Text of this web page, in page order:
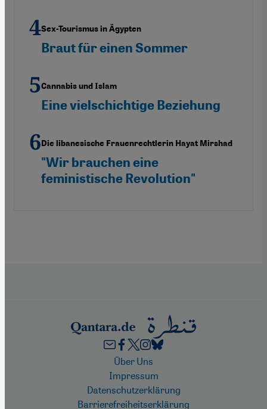
Sex-Tourismus in Ägypten
Braut für einen Sommer
Cannabis und Islam
Eine vielschichtige Beziehung
Die libanesische Frauenrechtlerin Hayat Mirshad
"Wir brauchen eine
feministische Revolution"
FooterÜber Uns
Impressum
Datenschutzerklärung
Barrierefreiheitserklärung